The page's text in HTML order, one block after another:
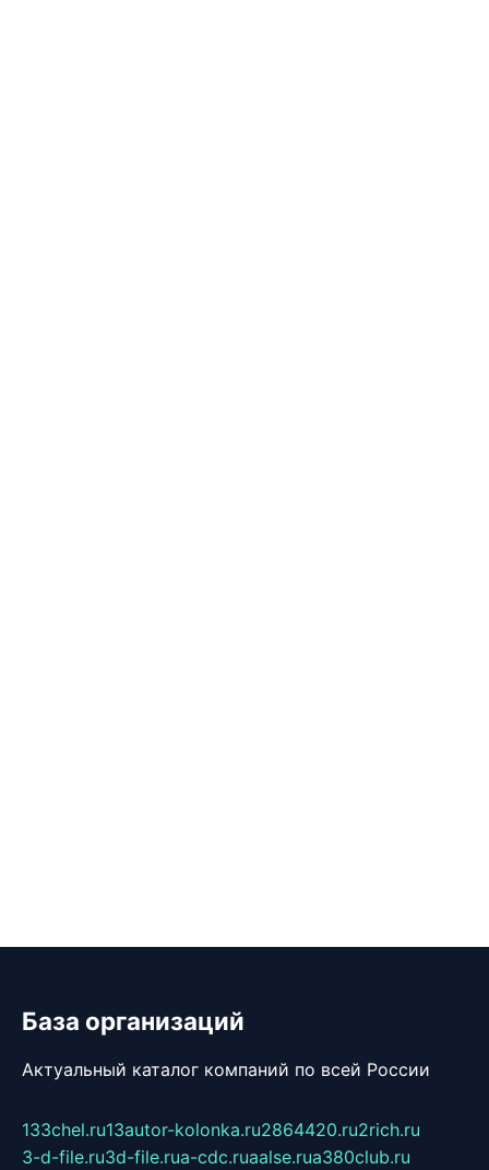
База организаций
Актуальный каталог компаний по всей России
133chel.ru13autor-kolonka.ru2864420.ru2rich.ru
3-d-file.ru3d-file.rua-cdc.ruaalse.rua380club.ru